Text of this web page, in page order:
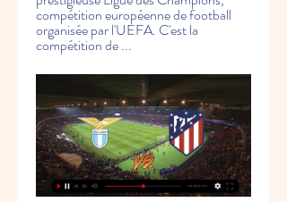
compétition européenne de football
organisée par l'UEFA. C'est la
compétition de ...